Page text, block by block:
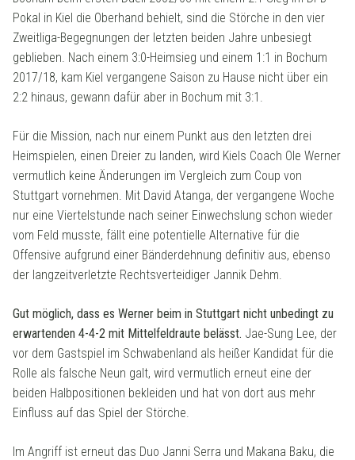
Pokal in Kiel die Oberhand behielt, sind die Störche in den vier
Zweitliga-Begegnungen der letzten beiden Jahre unbesiegt
geblieben. Nach einem 3:0-Heimsieg und einem 1:1 in Bochum
2017/18, kam Kiel vergangene Saison zu Hause nicht über ein
2:2 hinaus, gewann dafür aber in Bochum mit 3:1.
Für die Mission, nach nur einem Punkt aus den letzten drei
Heimspielen, einen Dreier zu landen, wird Kiels Coach Ole Werner
vermutlich keine Änderungen im Vergleich zum Coup von
Stuttgart vornehmen. Mit David Atanga, der vergangene Woche
nur eine Viertelstunde nach seiner Einwechslung schon wieder
vom Feld musste, fällt eine potentielle Alternative für die
Offensive aufgrund einer Bänderdehnung definitiv aus, ebenso
der langzeitverletzte Rechtsverteidiger Jannik Dehm.
Gut möglich, dass es Werner beim in Stuttgart nicht unbedingt zu
erwartenden 4-4-2 mit Mittelfeldraute belässt. Jae-Sung Lee, der
vor dem Gastspiel im Schwabenland als heißer Kandidat für die
Rolle als falsche Neun galt, wird vermutlich erneut eine der
beiden Halbpositionen bekleiden und hat von dort aus mehr
Einfluss auf das Spiel der Störche.
Im Angriff ist erneut das Duo Janni Serra und Makana Baku, die